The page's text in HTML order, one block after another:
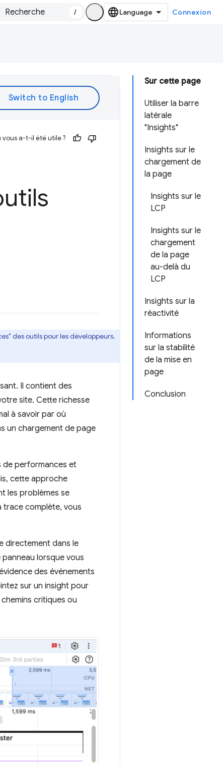
/ Connexion
Sur cette page
Utiliser la barre
latérale
"Insights"
Insights sur le
chargement de
la page
Insights sur le
LCP
Insights sur le
chargement
de la page
au-delà du
LCP
Insights sur la
réactivité
Informations
sur la stabilité
de la mise en
page
Conclusion
vous a-t-il été utile ?
des outils pour les développeurs.
Il contient des
site. Cette richesse
à savoir par où
un chargement de page
de performances et
cette approche
les problèmes se
trace complète, vous
directement dans le
lorsque vous
des événements
sur un insight pour
critiques ou